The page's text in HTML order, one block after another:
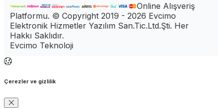
Online Alışveriş
Platformu. © Copyright 2019 - 2026 Evcimo
Elektronik Hizmetler Yazılım San.Tic.Ltd.Şti. Her
Hakkı Saklıdır.
Evcimo Teknoloji
Çerezler ve gizlilik